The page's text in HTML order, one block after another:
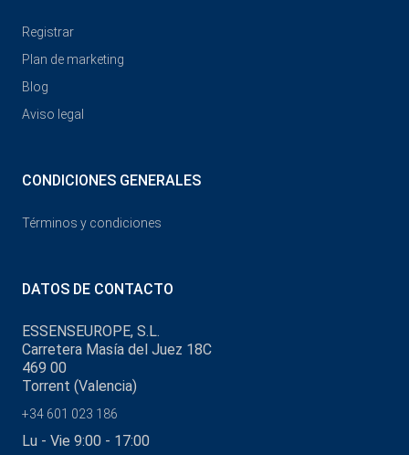
Registrar
Plan de marketing
Blog
Aviso legal
CONDICIONES GENERALES
Términos y condiciones
DATOS DE CONTACTO
ESSENSEUROPE, S.L.
Carretera Masía del Juez 18C
469 00
Torrent (Valencia)
+34 601 023 186
Lu - Vie 9:00 - 17:00